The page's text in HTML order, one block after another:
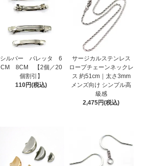
シルバー バレッタ 6
CM 8CM 【2個／20
個割引】
110円(税込)
サージカルステンレス
ロープチェーンネックレ
ス 約51cm｜太さ3mm
メンズ向け シンプル高
級感
2,475円(税込)